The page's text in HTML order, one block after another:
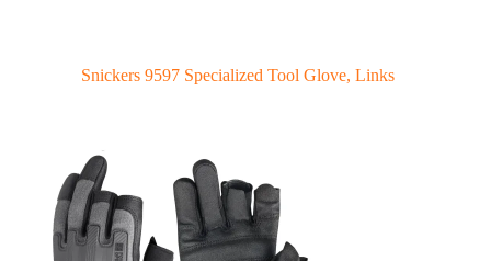
Snickers 9597 Specialized Tool Glove, Links